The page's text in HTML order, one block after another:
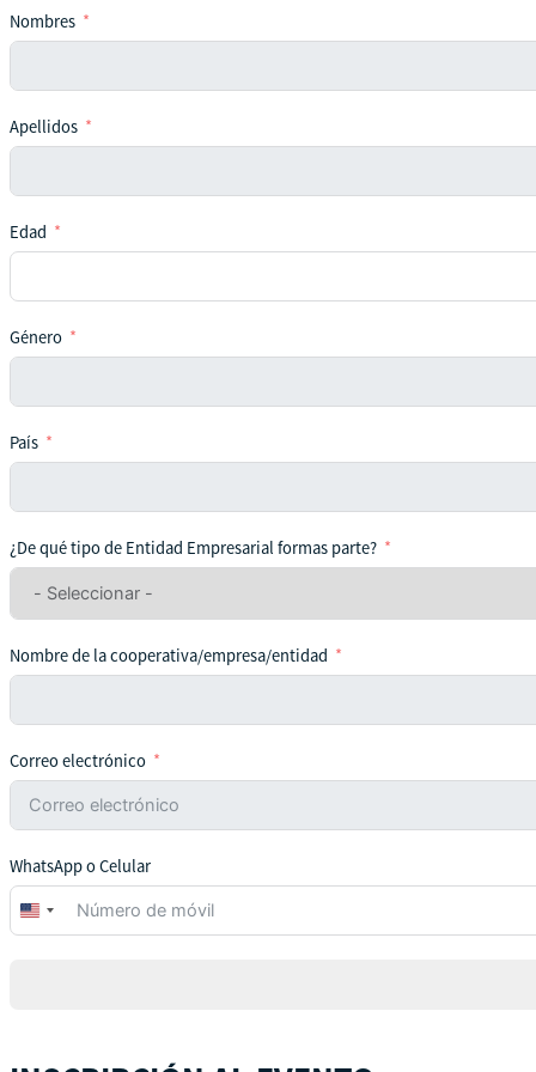
Nombres
Apellidos
Edad
Género
País
¿De qué tipo de Entidad Empresarial formas parte?
Nombre de la cooperativa/empresa/entidad
Correo electrónico
WhatsApp o Celular
United
States